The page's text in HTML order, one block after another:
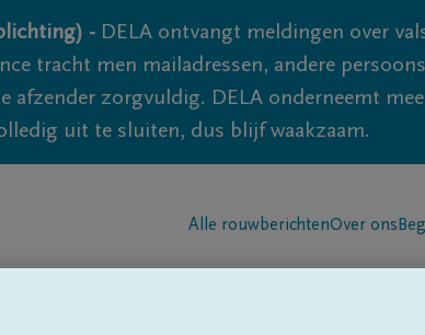
- DELA ontvangt meldingen over
tracht men mailadressen, andere
afzender zorgvuldig. DELA onderneemt
uit te sluiten, dus blijf waakzaam.
Alle rouwberichtenOver ons